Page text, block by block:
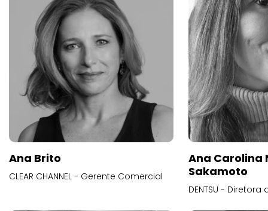
Ana Brito
CLEAR CHANNEL - Gerente Comercial
Ana Carolina
Sakamoto
DENTSU -